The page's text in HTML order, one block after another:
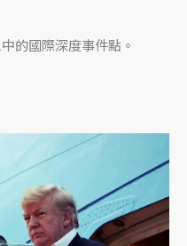
的國際深度事件點。